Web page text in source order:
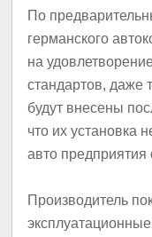
По
германского
на
стандартов, даже
будут внесены
что их установка
авто предприятия
Производитель